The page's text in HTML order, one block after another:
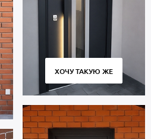
ХОЧУ ТАКУЮ ЖЕ